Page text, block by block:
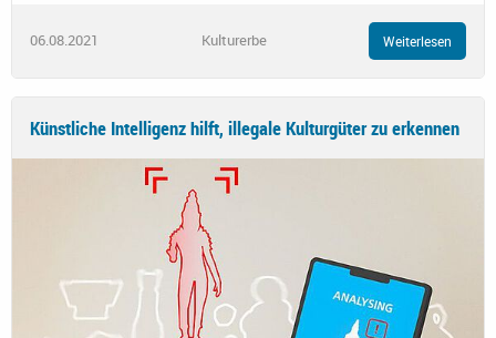
06.08.2021 Kulturerbe Weiterlesen
Künstliche Intelligenz hilft, illegale Kulturgüter zu erkennen